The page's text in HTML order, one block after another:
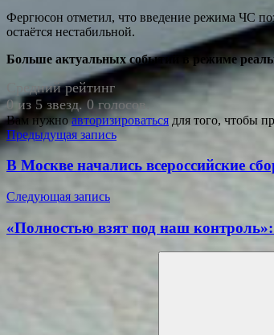
Фергюсон отметил, что введение режима ЧС
остаётся нестабильной.
Больше актуальных событий в режиме
Средний рейтинг
0 из 5 звезд. 0 голосов.
Вам нужноавторизироваться для того, чтобы
Навигация
по
Предыдущая запись
В Москве начались всероссийские
Следующая запись
«Полностью взят под наш